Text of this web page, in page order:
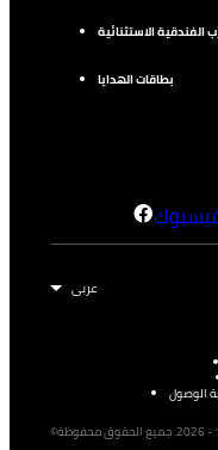
الفندقية الاستثنائية
بطاقات الهدايا
الوصول